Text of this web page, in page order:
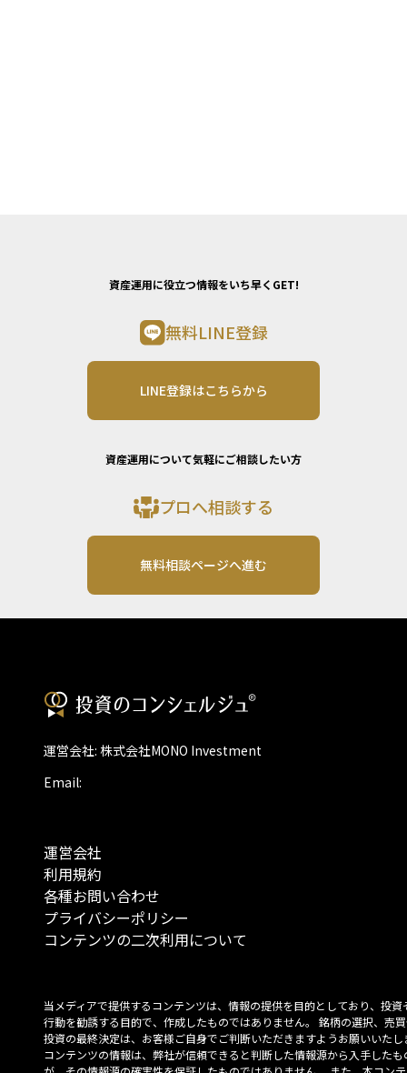
資産運用に役立つ情報をいち早くGET!
無料LINE登録
LINE登録はこちらから
資産運用について気軽にご相談したい方
プロへ相談する
無料相談ページへ進む
運営会社: 株式会社MONO Investment
Email:
運営会社
利用規約
各種お問い合わせ
プライバシーポリシー
コンテンツの二次利用について
当メディアで提供するコンテンツは、情報の提供を目的としており、投資
行動を勧誘する目的で、作成したものではありません。 銘柄の選択、売
投資の最終決定は、お客様ご自身でご判断いただきますようお願いいたし
コンテンツの情報は、弊社が信頼できると判断した情報源から入手したも